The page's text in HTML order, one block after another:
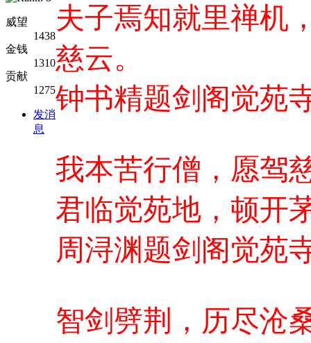
威望
1438
金钱
1310
贡献
1275
发消
息
夫子焉知就里禅机
慈云。
钟书精题剑阁觉苑
我本苦行僧，愿驾
君临觉苑地，顿开
周浔渊题剑阁觉苑
智剑劈荆，历尽沧